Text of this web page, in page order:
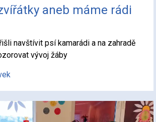
aneb máme rádi
navštívit psí kamarádi a na zahradě
vývoj žáby